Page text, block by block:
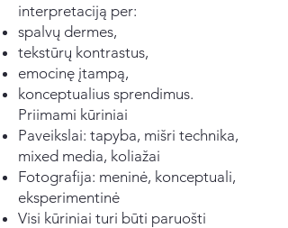
interpretaciją per:
spalvų dermes,
tekstūrų kontrastus,
emocinę įtampą,
konceptualius sprendimus.
Priimami kūriniai
Paveikslai: tapyba, mišri technika,
mixed media, koliažai
Fotografija: meninė, konceptuali,
eksperimentinė
Visi kūriniai turi būti paruošti